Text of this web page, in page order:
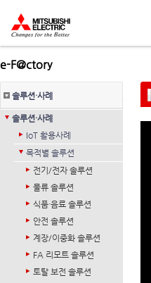
e-F@ctory
솔루션·사례
솔루션·사례
IoT 활용사례
목적별 솔루션
전기/전자 솔루션
물류 솔루션
식품·음료 솔루션
안전 솔루션
계장/이중화 솔루션
FA 리모트 솔루션
토탈 보전 솔루션